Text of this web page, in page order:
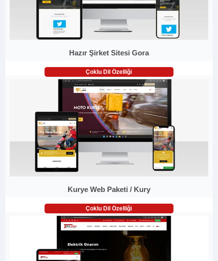
Hazır Şirket Sitesi Gora
Çoklu Dil Özelliği
Kurye Web Paketi / Kury
Çoklu Dil Özelliği